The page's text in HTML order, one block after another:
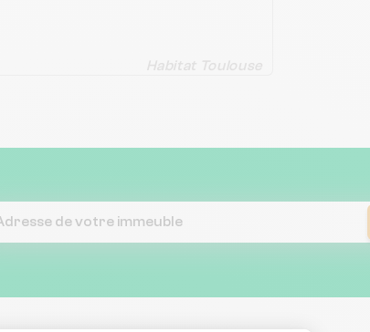
Habitat Toulouse